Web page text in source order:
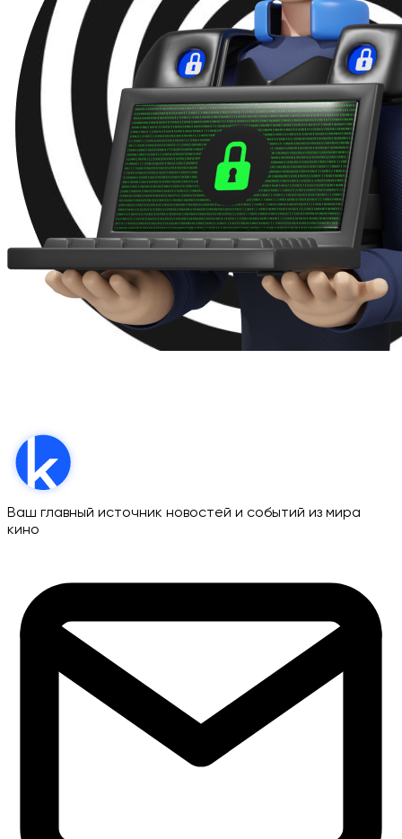
Ваш главный источник новостей и событий из мира
кино